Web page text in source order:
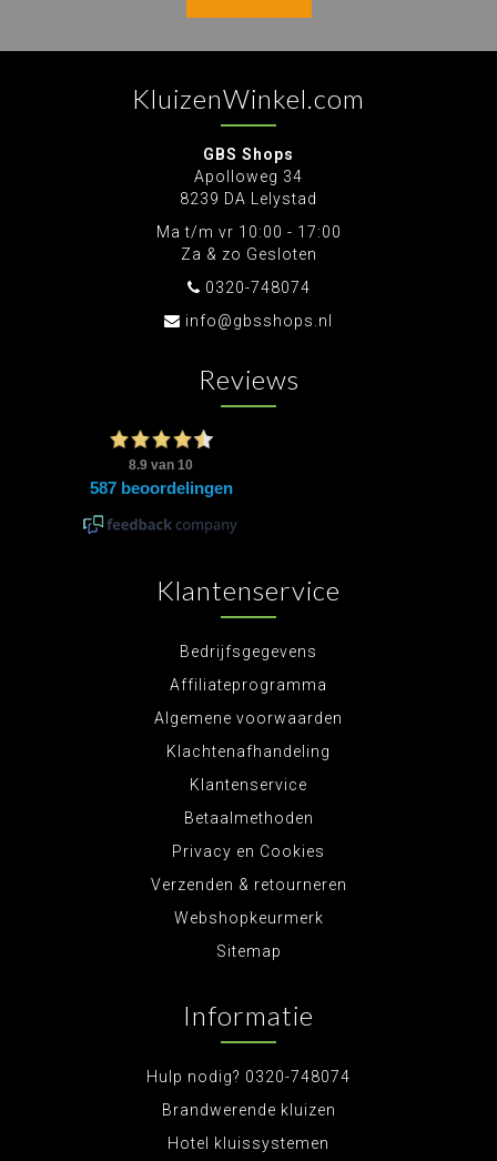
KluizenWinkel.com
GBS Shops
Apolloweg 34
8239 DA Lelystad
Ma t/m vr 10:00 - 17:00
Za & zo Gesloten
0320-748074
info@gbsshops.nl
Reviews
Klantenservice
Bedrijfsgegevens
Affiliateprogramma
Algemene voorwaarden
Klachtenafhandeling
Klantenservice
Betaalmethoden
Privacy en Cookies
Verzenden & retourneren
Webshopkeurmerk
Sitemap
Informatie
Hulp nodig? 0320-748074
Brandwerende kluizen
Hotel kluissystemen